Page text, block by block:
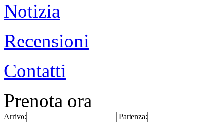
Notizia
Recensioni
Contatti
Prenota ora
Arrivo: Partenza: